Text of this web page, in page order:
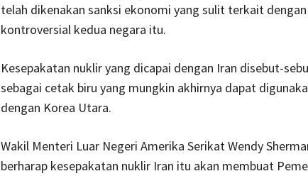
telah dikenakan sanksi ekonomi yang sulit terkait
kontroversial kedua negara itu.
Kesepakatan nuklir yang dicapai dengan Iran disebut-
sebagai cetak biru yang mungkin akhirnya dapat
dengan Korea Utara.
Wakil Menteri Luar Negeri Amerika Serikat Wendy
berharap kesepakatan nuklir Iran itu akan membuat